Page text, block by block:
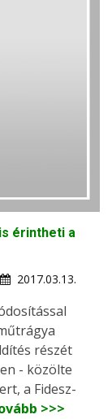
érintheti a
2017.03.13.
részét
- közölte
a Fidesz-
>>>